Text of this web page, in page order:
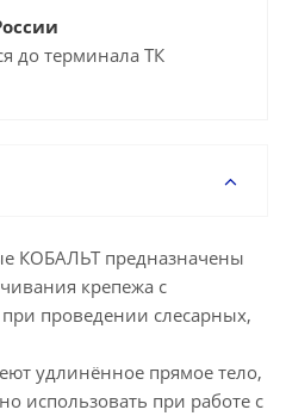
до терминала ТК
КОБАЛЬТ предназначены
крепежа с
проведении слесарных,
удлинённое прямое тело,
использовать при работе с